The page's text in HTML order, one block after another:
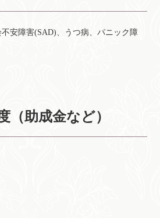
安障害(SAD)、うつ病、パニック障
（助成金など）